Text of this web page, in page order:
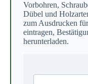
Vorbohren,
Dübel und
zum Ausdrucken
eintragen,
herunterladen.